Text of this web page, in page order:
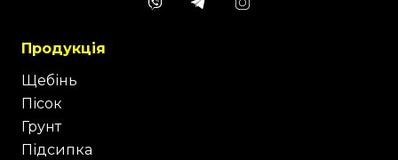
Продукція
Щебінь
Пісок
Грунт
Підсипка